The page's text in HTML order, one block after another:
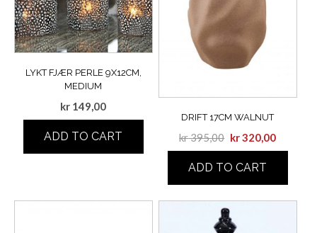
LYKT FJÆR PERLE 9X12CM,
MEDIUM
kr 149,00
ADD TO CART
DRIFT 17CM WALNUT
kr395,00 kr320,00
ADD TO CART